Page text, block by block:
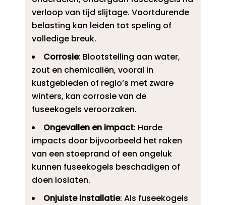
verloop van tijd slijtage.​ Voortdurende
belasting kan leiden tot speling of
volledige breuk.​
Corrosie: Blootstelling aan water,
zout en chemicaliën, vooral in
kustgebieden of regio’s met zware
winters, kan corrosie van de
fuseekogels veroorzaken.​
Ongevallen en impact: Harde
impacts door bijvoorbeeld het raken
van een stoeprand of een ongeluk
kunnen fuseekogels beschadigen of
doen loslaten.​
Onjuiste installatie: Als fuseekogels